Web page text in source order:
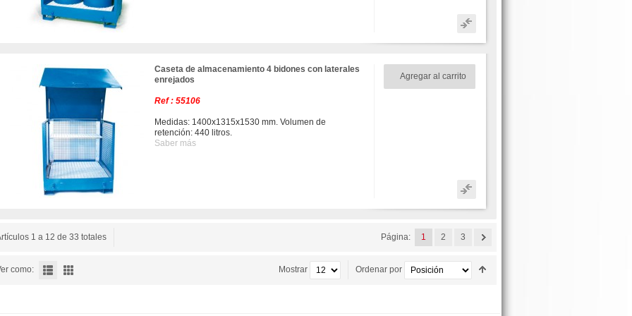
Caseta de almacenamiento 4 bidones con laterales
enrejados
Ref : 55106
Medidas: 1400x1315x1530 mm. Volumen de
retención: 440 litros.
Saber más
Agregar al carrito
1 a 12 de 33 totales Página: 1 2 3
como: Ordenar por
Mostrar